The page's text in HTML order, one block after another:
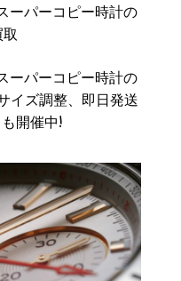
ーパーコピー時計の
ーパーコピー時計の
イズ調整、即日発送
開催中!